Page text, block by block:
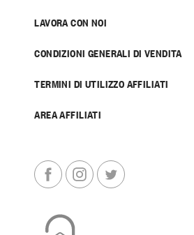
LAVORA CON NOI
CONDIZIONI GENERALI DI VENDITA
TERMINI DI UTILIZZO AFFILIATI
AREA AFFILIATI